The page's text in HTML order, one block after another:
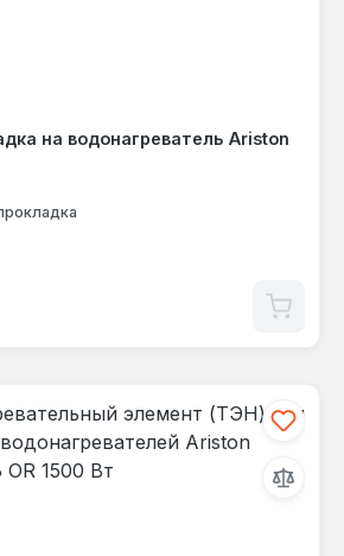
на водонагреватель Ariston